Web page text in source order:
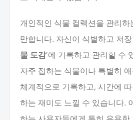
개인적인 식물 컬렉션을 관리
만합니다. 자신이 식별하고 저
물 도감'에 기록하고 관리할 수
자주 접하는 식물이나 특별히
체계적으로 기록하고, 시간에
하는 재미도 느낄 수 있습니다.